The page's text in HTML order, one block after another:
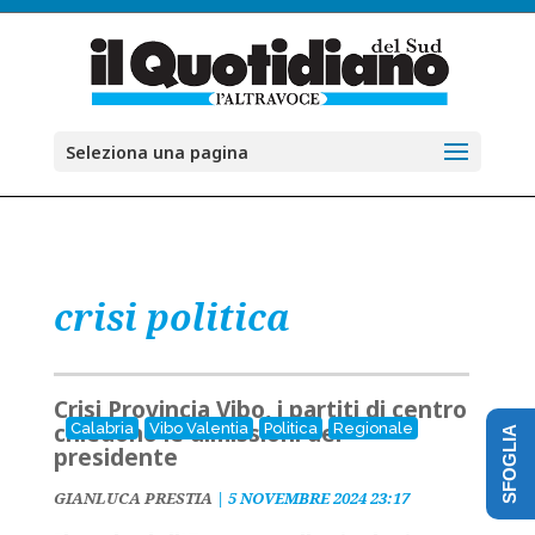
Seleziona una pagina
crisi politica
Calabria Vibo Valentia Politica Regionale
Crisi Provincia Vibo, i partiti di centro
chiedono le dimissioni del
presidente
GIANLUCA PRESTIA| 5 NOVEMBRE 2024 23:17 SFOGLIA